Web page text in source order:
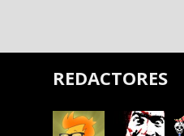
REDACTORES